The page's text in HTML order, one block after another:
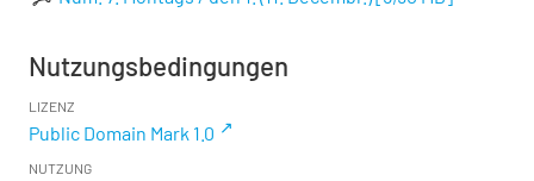
Nutzungsbedingungen
LIZENZ
Public Domain Mark 1.0
NUTZUNG